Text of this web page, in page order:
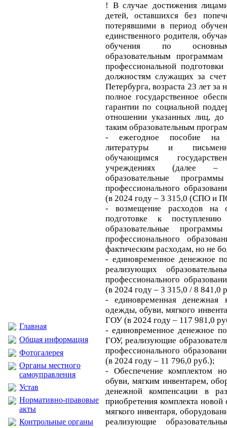
Главная
Общая информация
Фотогалерея
Органы местного
самоуправления
Устав
Нормативно-правовые
акты
Контрольные органы
! В случае достижения
детей, оставшихся без
потерявшими в период
единственного родителя,
обучения по основным
образовательным
профессиональной
должностям служащих за
Петербурга, возраста 23 лет за
полное государственное
гарантии по социальной
отношении указанных лиц,
таким образовательным
- ежегодное пособие на
литературы и
обучающимся
учреждениях (далее –
образовательные
профессионального
(в 2024 году – 3 315,0 (СПО и
- возмещение расходов на
подготовке к
образовательные
профессионального
фактическим расходам, но не
- единовременное денежное
реализующих
профессионального
(в 2024 году – 3 315,0 / 8 841,0
- единовременная денежная
одежды, обуви, мягкого
ГОУ (в 2024 году – 117 981,0
- единовременное денежное
ГОУ, реализующие
профессионального
(в 2024 году – 11 796,0 руб.);
- Обеспечение комплектом
обуви, мягким инвентарем,
денежной компенсации в
приобретения комплекта
мягкого инвентаря,
реализующие